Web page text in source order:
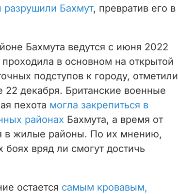
разрушили Бахмут, превратив его в
Бахмута ведутся с июня 2022
в основном на открытой
подступов к городу, отметили
22 декабря. Британские военные
пехота могла закрепиться в
районах Бахмута, а время от
в жилые районы. По их мнению,
боях вряд ли смогут достичь
остается самым кровавым,